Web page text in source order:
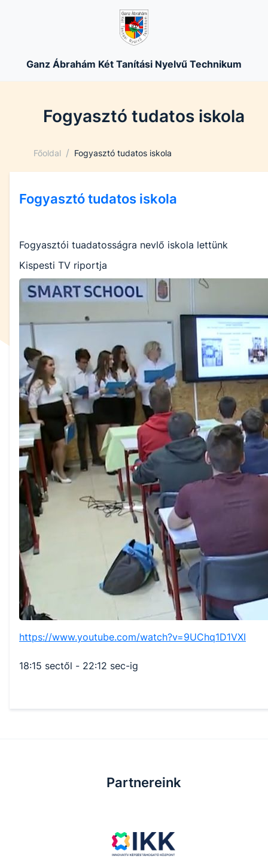
Ganz Ábrahám Két Tanítási Nyelvű Technikum
Fogyasztó tudatos iskola
Főoldal / Fogyasztó tudatos iskola
Fogyasztó tudatos iskola
Fogyasztói tuadatosságra nevlő iskola lettünk
Kispesti TV riportja
https://www.youtube.com/watch?v=9UChq1D1VXI
18:15 sectől - 22:12 sec-ig
Partnereink